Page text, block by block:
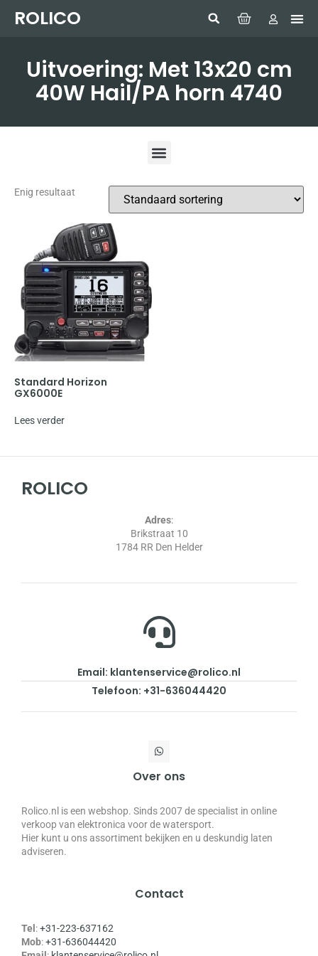
ROLICO
Uitvoering: Met 13x20 cm
40W Hail/PA horn 4740
Enig resultaat
Standard Horizon
GX6000E
Lees verder
ROLICO
Adres:
Brikstraat 10
1784 RR Den Helder
Email: klantenservice@rolico.nl
Telefoon: +31-636044420
Over ons
Rolico.nl is een webshop. Sinds 2007 de specialist in online
verkoop van elektronica voor de watersport.
Hier kunt u ons assortiment bekijken en u deskundig laten
adviseren.
Contact
Tel :+31-223-637162
Mob:+31-636044420